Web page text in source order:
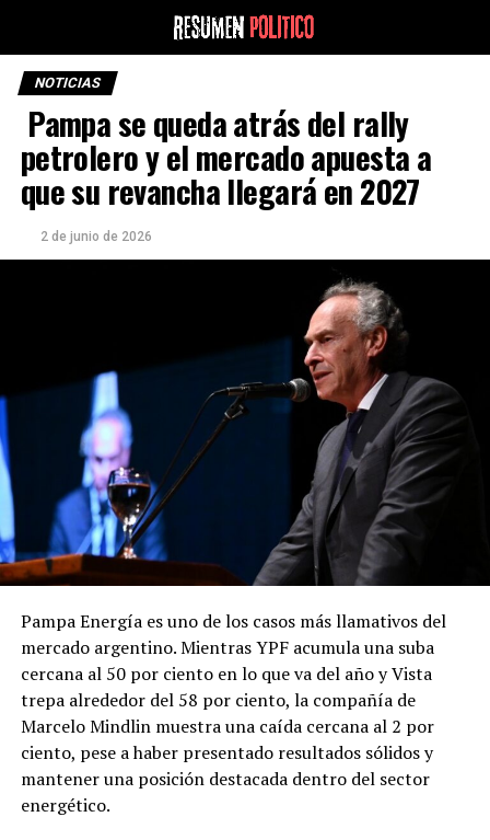
NOTICIAS
Pampa se queda atrás del rally
petrolero y el mercado apuesta a
que su revancha llegará en 2027
2 de junio de 2026
Pampa Energía es uno de los casos más llamativos del
mercado argentino. Mientras YPF acumula una suba
cercana al 50 por ciento en lo que va del año y Vista
trepa alrededor del 58 por ciento, la compañía de
Marcelo Mindlin muestra una caída cercana al 2 por
ciento, pese a haber presentado resultados sólidos y
mantener una posición destacada dentro del sector
energético.